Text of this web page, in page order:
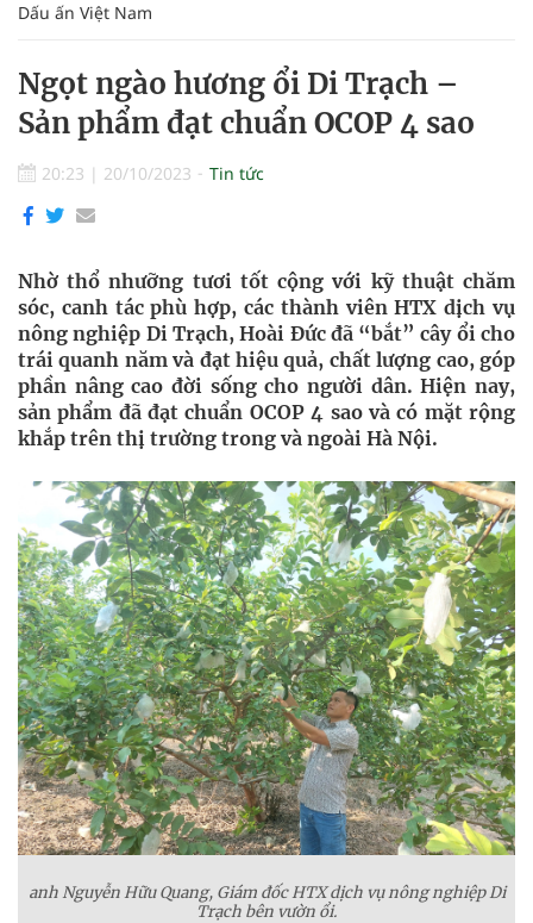
Dấu ấn Việt Nam
Ngọt ngào hương ổi Di Trạch –
Sản phẩm đạt chuẩn OCOP 4 sao
20:23 | 20/10/2023 Tin tức
Nhờ thổ nhưỡng tươi tốt cộng với kỹ thuật chăm
sóc, canh tác phù hợp, các thành viên HTX dịch vụ
nông nghiệp Di Trạch, Hoài Đức đã “bắt” cây ổi cho
trái quanh năm và đạt hiệu quả, chất lượng cao, góp
phần nâng cao đời sống cho người dân. Hiện nay,
sản phẩm đã đạt chuẩn OCOP 4 sao và có mặt rộng
khắp trên thị trường trong và ngoài Hà Nội.
anh Nguyễn Hữu Quang, Giám đốc HTX dịch vụ nông nghiệp Di
Trạch bên vườn ổi.